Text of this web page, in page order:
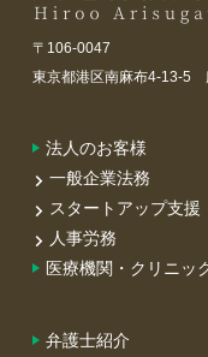
〒106-0047
東京都港区南麻布4-13-5
法人のお客様
一般企業法務
スタートアップ支援
人事労務
医療機関・クリニッ
弁護士紹介